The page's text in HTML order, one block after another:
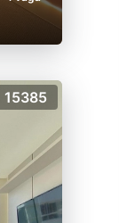
15385